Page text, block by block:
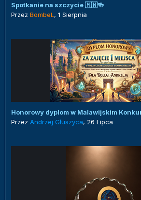
Spotkanie na szczycie 🇲🇼🍻
Przez BombeL , 1 Sierpnia
Przez Andrzej Głuszyca, 26 Lipca